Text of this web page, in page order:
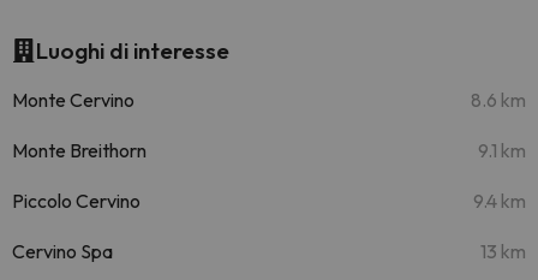
Luoghi di interesse
Monte Cervino 8.6 km
Monte Breithorn 9.1 km
Piccolo Cervino 9.4 km
Cervino Spa 13 km